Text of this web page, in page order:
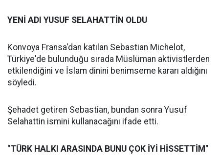
YENİ ADI YUSUF SELAHATTİN OLDU
Konvoya Fransa'dan katılan Sebastian Michelot,
Türkiye'de bulunduğu sırada Müslüman aktivistlerden
etkilendiğini ve İslam dinini benimseme kararı aldığını
söyledi.
Şehadet getiren Sebastian, bundan sonra Yusuf
Selahattin ismini kullanacağını ifade etti.
"TÜRK HALKI ARASINDA BUNU ÇOK İYİ HİSSETTİM"